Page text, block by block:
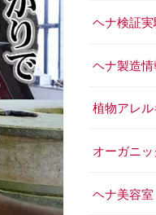
ヘナ検証実
ヘナ製造情
植物アレ
オーガニッ
ヘナ美容室